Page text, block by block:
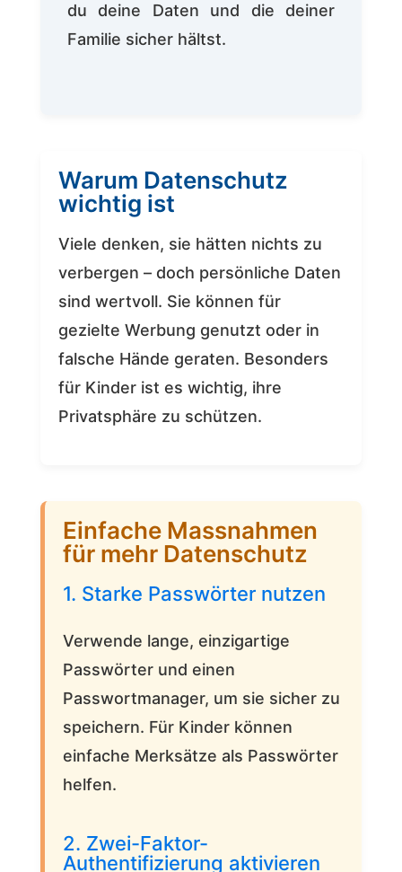
du deine Daten und die deiner
Familie sicher hältst.
Warum Datenschutz
wichtig ist
Viele denken, sie hätten nichts zu
verbergen – doch persönliche Daten
sind wertvoll. Sie können für
gezielte Werbung genutzt oder in
falsche Hände geraten. Besonders
für Kinder ist es wichtig, ihre
Privatsphäre zu schützen.
Einfache Massnahmen
für mehr Datenschutz
1. Starke Passwörter nutzen
Verwende lange, einzigartige
Passwörter und einen
Passwortmanager, um sie sicher zu
speichern. Für Kinder können
einfache Merksätze als Passwörter
helfen.
2. Zwei-Faktor-
Authentifizierung aktivieren